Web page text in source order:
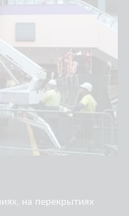
на перекрытиях